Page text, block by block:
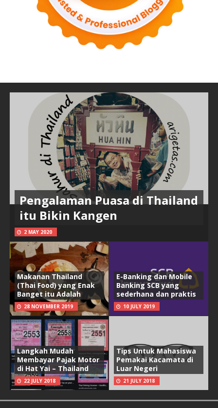
Pengalaman Puasa di Thailand
itu Bikin Kangen
2 MAY 2020
Makanan Thailand
(Thai Food) yang Enak
Banget itu Adalah
28 NOVEMBER 2019
E-Banking dan Mobile
Banking SCB yang
sederhana dan praktis
10 JULY 2019
Langkah Mudah
Membayar Pajak Motor
di Hat Yai – Thailand
22 JULY 2018
Tips Untuk Mahasiswa
Pemakai Kacamata di
Luar Negeri
21 JULY 2018